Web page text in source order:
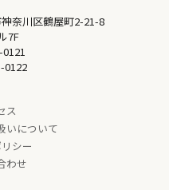
奈川区鶴屋町2-21-8
7F
0122
ス
いについて
シー
わせ